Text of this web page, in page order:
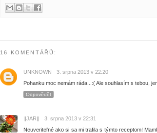
16 KOMENTÁŘŮ:
UNKNOWN
3. srpna 2013 v 22:20
Pohanku moc nemám ráda...:( Ale souhlasím s tebou,
Odpovědět
||JAR||
3. srpna 2013 v 22:31
Neuveriteľné ako si sa mi trafila s týmto receptom!